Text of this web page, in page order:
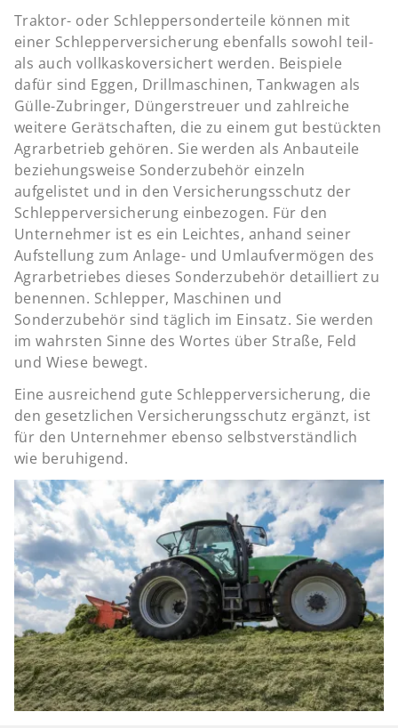
Traktor- oder Schleppersonderteile können mit
einer Schlepperversicherung ebenfalls sowohl teil-
als auch vollkaskoversichert werden. Beispiele
dafür sind Eggen, Drillmaschinen, Tankwagen als
Gülle-Zubringer, Düngerstreuer und zahlreiche
weitere Gerätschaften, die zu einem gut bestückten
Agrarbetrieb gehören. Sie werden als Anbauteile
beziehungsweise Sonderzubehör einzeln
aufgelistet und in den Versicherungsschutz der
Schlepperversicherung einbezogen. Für den
Unternehmer ist es ein Leichtes, anhand seiner
Aufstellung zum Anlage- und Umlaufvermögen des
Agrarbetriebes dieses Sonderzubehör detailliert zu
benennen. Schlepper, Maschinen und
Sonderzubehör sind täglich im Einsatz. Sie werden
im wahrsten Sinne des Wortes über Straße, Feld
und Wiese bewegt.
Eine ausreichend gute Schlepperversicherung, die
den gesetzlichen Versicherungsschutz ergänzt, ist
für den Unternehmer ebenso selbstverständlich
wie beruhigend.